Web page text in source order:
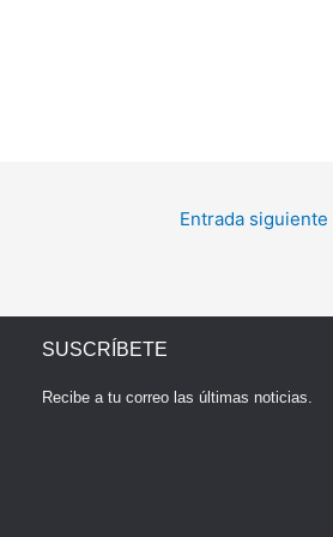
Entrada siguiente
SUSCRÍBETE
Recibe a tu correo las últimas noticias.